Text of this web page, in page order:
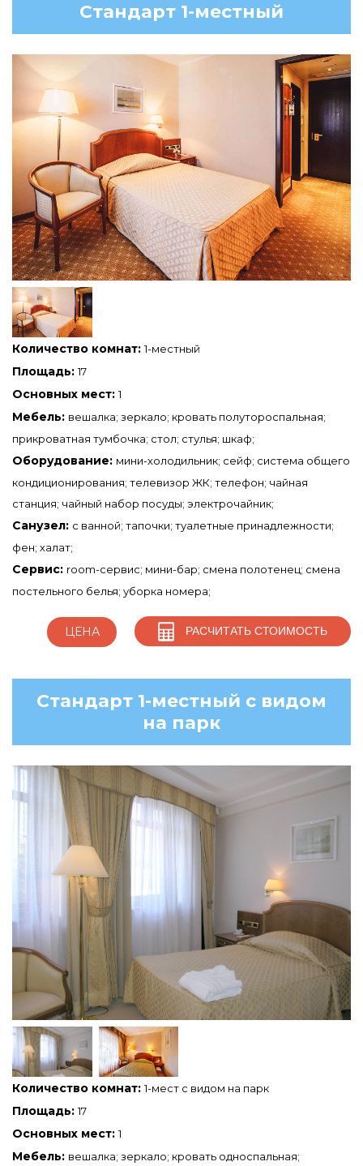
Стандарт 1-местный
Количество комнат:1-местный
Площадь:17
Основных мест:1
Мебель: вешалка; зеркало; кровать полутороспальная;
прикроватная тумбочка; стол; стулья; шкаф;
Оборудование: мини-холодильник; сейф; система общего
кондиционирования; телевизор ЖК; телефон; чайная
станция; чайный набор посуды; электрочайник;
Санузел: с ванной; тапочки; туалетные принадлежности;
фен; халат;
Сервис: room-сервис; мини-бар; смена полотенец; смена
постельного белья; уборка номера;
ЦЕНА РАСЧИТАТЬ СТОИМОСТЬ
Стандарт 1-местный с видом
на парк
Количество комнат:1-мест с видом на парк
Площадь:17
Основных мест:1
Мебель: вешалка; зеркало; кровать односпальная;